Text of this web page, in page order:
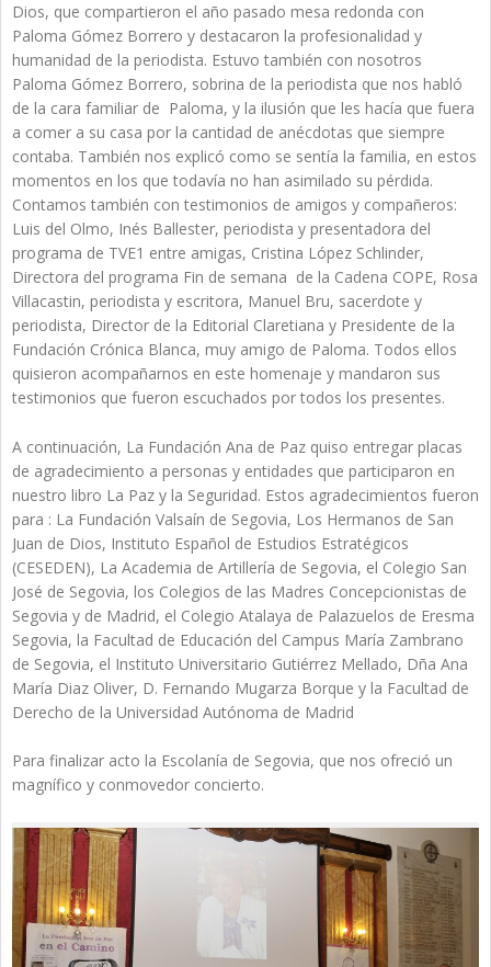
Dios, que compartieron el año pasado mesa redonda con
Paloma Gómez Borrero y destacaron la profesionalidad y
humanidad de la periodista. Estuvo también con nosotros
Paloma Gómez Borrero, sobrina de la periodista que nos habló
de la cara familiar de Paloma, y la ilusión que les hací­a que fuera
a comer a su casa por la cantidad de anécdotas que siempre
contaba. También nos explicó como se sentía la familia, en estos
momentos en los que todaví­a no han asimilado su pérdida.
Contamos también con testimonios de amigos y compañeros:
Luis del Olmo, Inés Ballester, periodista y presentadora del
programa de TVE1 entre amigas, Cristina López Schlinder,
Directora del programa Fin de semana de la Cadena COPE, Rosa
Villacastin, periodista y escritora, Manuel Bru, sacerdote y
periodista, Director de la Editorial Claretiana y Presidente de la
Fundación Crónica Blanca, muy amigo de Paloma. Todos ellos
quisieron acompañarnos en este homenaje y mandaron sus
testimonios que fueron escuchados por todos los presentes.
A continuación, La Fundación Ana de Paz quiso entregar placas
de agradecimiento a personas y entidades que participaron en
nuestro libro La Paz y la Seguridad. Estos agradecimientos fueron
para : La Fundación Valsaí­n de Segovia, Los Hermanos de San
Juan de Dios, Instituto Español de Estudios Estratégicos
(CESEDEN), La Academia de Artillería de Segovia, el Colegio San
José de Segovia, los Colegios de las Madres Concepcionistas de
Segovia y de Madrid, el Colegio Atalaya de Palazuelos de Eresma
Segovia, la Facultad de Educación del Campus Marí­a Zambrano
de Segovia, el Instituto Universitario Gutiérrez Mellado, Dña Ana
Marí­a Diaz Oliver, D. Fernando Mugarza Borque y la Facultad de
Derecho de la Universidad Autónoma de Madrid
Para finalizar acto la Escolaní­a de Segovia, que nos ofreció un
magní­fico y conmovedor concierto.